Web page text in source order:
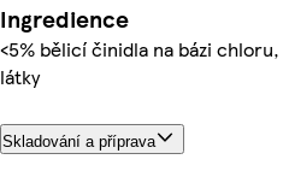
Ingredience
<5% bělicí činidla na bázi
látky
Skladování a příprava